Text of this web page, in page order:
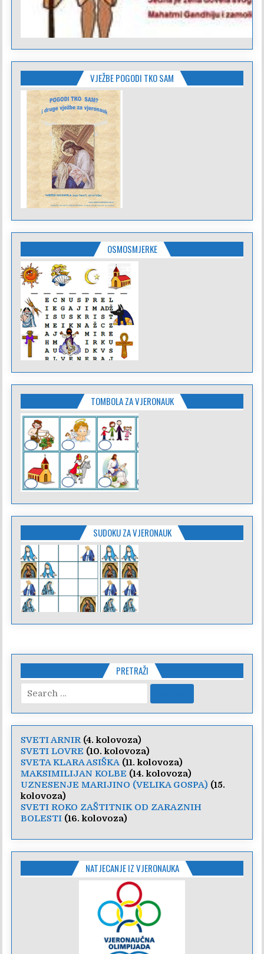
VJEŽBE POGODI TKO SAM
OSMOSMJERKE
TOMBOLA ZA VJERONAUK
SUDOKU ZA VJERONAUK
PRETRAŽI
Search
for:
SVETI ARNIR (4. kolovoza)
SVETI LOVRE (10. kolovoza)
SVETA KLARA ASIŠKA (11. kolovoza)
MAKSIMILIJAN KOLBE (14. kolovoza)
UZNESENJE MARIJINO (VELIKA GOSPA) (15.
kolovoza)
SVETI ROKO ZAŠTITNIK OD ZARAZNIH
BOLESTI (16. kolovoza)
NATJECANJE IZ VJERONAUKA